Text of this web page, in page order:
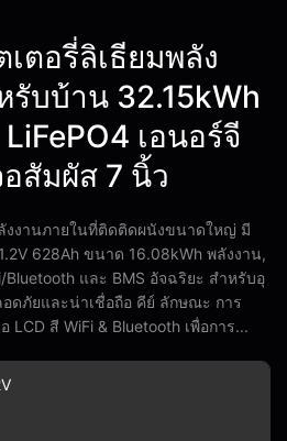
เตอรี่ลิเธียมพลัง
รับบ้าน 32.15kWh
เอนอร์จี
สัมผัส 7 นิ้ว
ลังงานภายในที่ติดติดผนังขนาดใหญ่ มี
628Ah ขนาด 16.08kWh พลังงาน,
Bluetooth และ BMS อัจฉริยะ สําหรับอุ
ดภัยและน่าเชื่อถือ คีย์ ลักษณะ การ
LCD สี WiFi & Bluetooth เพื่อการ...